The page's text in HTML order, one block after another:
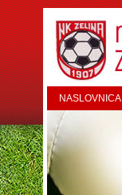
NASLOVNICA